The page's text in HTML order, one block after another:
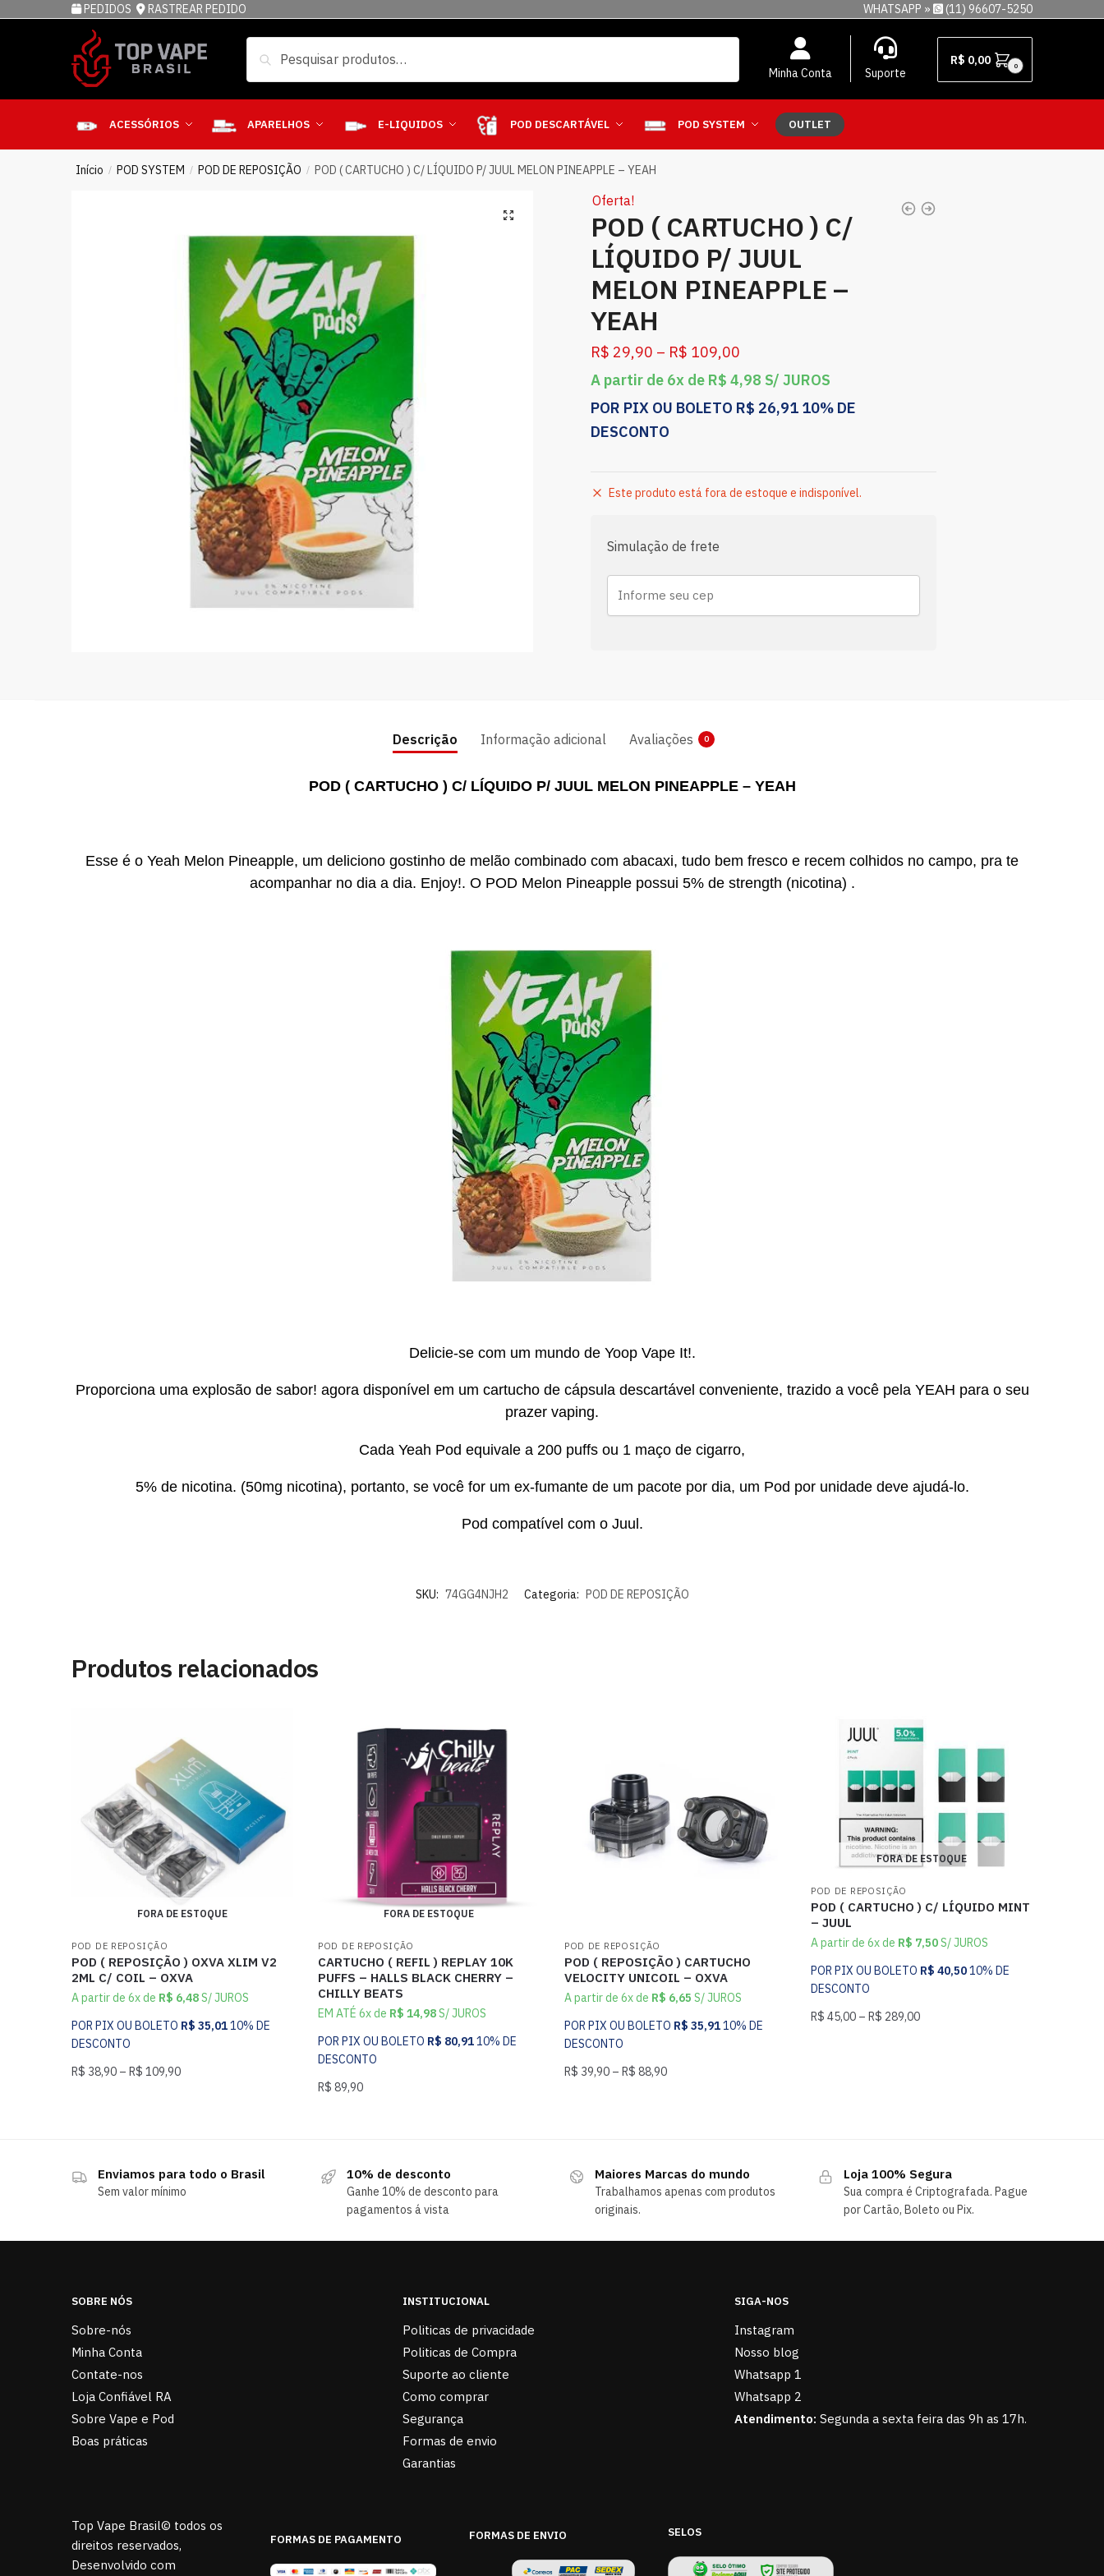
PEDIDOS RASTREAR PEDIDO WHATSAPP » (11) 96607-5250
Minha Conta Suporte
R$ 0,00 0
ACESSÓRIOS APARELHOS E-LIQUIDOS POD DESCARTÁVEL POD SYSTEM OUTLET
Início / POD SYSTEM / POD DE REPOSIÇÃO / POD ( CARTUCHO ) C/ LÍQUIDO P/ JUUL MELON PINEAPPLE – YEAH
Oferta!
POD ( CARTUCHO ) C/
LÍQUIDO P/ JUUL
MELON PINEAPPLE –
YEAH
R$ 29,90 – R$ 109,00
A partir de 6x de R$ 4,98 S/ JUROS
POR PIX OU BOLETO R$ 26,91 10% DE
DESCONTO
Este produto está fora de estoque e indisponível.
Simulação de frete
Descrição Informação adicional Avaliações 0
POD ( CARTUCHO ) C/ LÍQUIDO P/ JUUL MELON PINEAPPLE – YEAH
Esse é o Yeah Melon Pineapple​, um deliciono gostinho de melão combinado com abacaxi, tudo bem fresco e recem colhidos no campo, pra te
acompanhar no dia a dia. Enjoy!. O POD Melon Pineapple​ possui 5% de strength (nicotina) .
Delicie-se com um mundo de Yoop Vape It!.
Proporciona uma explosão de sabor! agora disponível em um cartucho de cápsula descartável conveniente, trazido a você pela YEAH para o seu
prazer vaping.
Cada Yeah Pod equivale a 200 puffs ou 1 maço de cigarro,
5% de nicotina. (50mg nicotina), portanto, se você for um ex-fumante de um pacote por dia, um Pod por unidade deve ajudá-lo.
Pod compatível com o Juul.
SKU: 74GG4NJH2 Categoria: POD DE REPOSIÇÃO
Produtos relacionados
FORA DE ESTOQUE
POD DE REPOSIÇÃO
POD ( REPOSIÇÃO ) OXVA XLIM V2
2ML C/ COIL – OXVA
A partir de 6x de R$ 6,48S/ JUROS
POR PIX OU BOLETO R$ 35,0110% DE
DESCONTO
R$ 38,90 –R$ 109,90
FORA DE ESTOQUE
POD DE REPOSIÇÃO
CARTUCHO ( REFIL ) REPLAY 10K
PUFFS – HALLS BLACK CHERRY –
CHILLY BEATS
EM ATÉ 6x de R$ 14,98S/ JUROS
POR PIX OU BOLETO R$ 80,9110% DE
DESCONTO
R$ 89,90
POD DE REPOSIÇÃO
POD ( REPOSIÇÃO ) CARTUCHO
VELOCITY UNICOIL – OXVA
A partir de 6x de R$ 6,65 S/ JUROS
POR PIX OU BOLETO R$ 35,9110% DE
DESCONTO
R$ 39,90– R$ 88,90
FORA DE ESTOQUE
POD DE REPOSIÇÃO
POD ( CARTUCHO ) C/ LÍQUIDO MINT
– JUUL
A partir de 6x de R$ 7,50S/ JUROS
POR PIX OU BOLETO R$ 40,5010% DE
DESCONTO
R$ 45,00– R$ 289,00
Enviamos para todo o Brasil
Sem valor mínimo
10% de desconto
Ganhe 10% de desconto para
pagamentos á vista
Maiores Marcas do mundo
Trabalhamos apenas com produtos
originais.
Loja 100% Segura
Sua compra é Criptografada. Pague
por Cartão, Boleto ou Pix.
SOBRE NÓS
Sobre-nós
Minha Conta
Contate-nos
Loja Confiável RA
Sobre Vape e Pod
Boas práticas
INSTITUCIONAL
Politicas de privacidade
Politicas de Compra
Suporte ao cliente
Como comprar
Segurança
Formas de envio
Garantias
SIGA-NOS
Instagram
Nosso blog
Whatsapp 1
Whatsapp 2
Atendimento: Segunda a sexta feira das 9h as 17h.
Top Vape Brasil© todos os
direitos reservados,
Desenvolvido com
FORMAS DE PAGAMENTO FORMAS DE ENVIO SELOS